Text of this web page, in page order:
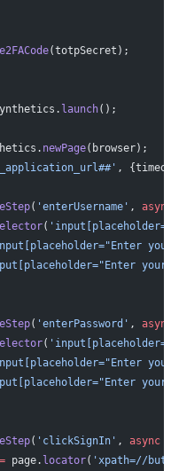
(totpSecret);
launch();
newPage(browser);
,
( 'enterUsername' ,
(
your
( 'enterPassword' ,
(
your
( 'clickSignIn' , async
page. locator( 'xpath=//